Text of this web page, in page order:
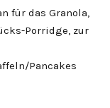
für das Granola,
Porridge, zur
Pancakes